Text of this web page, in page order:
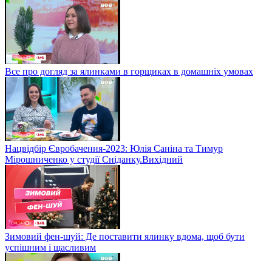
Все про догляд за ялинками в горщиках в домашніх умовах
Нацвідбір Євробачення-2023: Юлія Саніна та Тимур
Мірошниченко у студії Сніданку.Вихідний
Зимовий фен-шуй: Де поставити ялинку вдома, щоб бути
успішним і щасливим